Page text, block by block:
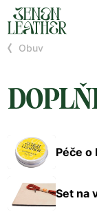
Obuv
Péče o
Set na